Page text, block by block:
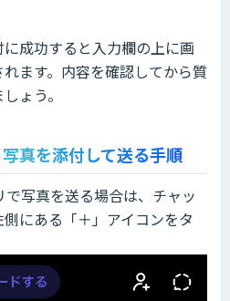
成功すると入力欄の上に画
ます。内容を確認してから質
ょう。
真を添付して送る手順
写真を送る場合は、チャッ
にある「＋」アイコンをタ